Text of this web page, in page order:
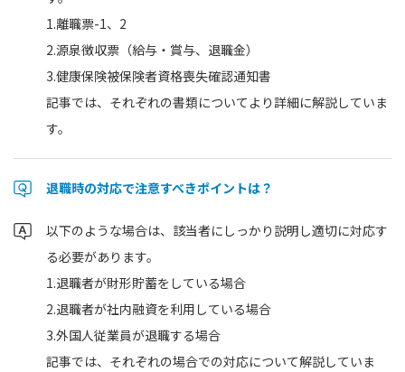
1.離職票-1、2
2.源泉徴収票（給与・賞与、退職金）
3.健康保険被保険者資格喪失確認通知書
記事では、それぞれの書類についてより詳細に解説していま
す。
退職時の対応で注意すべきポイントは？
以下のような場合は、該当者にしっかり説明し適切に対応す
る必要があります。
1.退職者が財形貯蓄をしている場合
2.退職者が社内融資を利用している場合
3.外国人従業員が退職する場合
記事では、それぞれの場合での対応について解説していま